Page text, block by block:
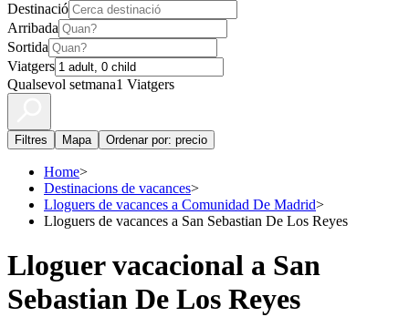
Destinació
Arribada
Sortida
Viatgers
Qualsevol setmana1 Viatgers
Filtres Mapa Ordenar por: precio
Home>
Destinacions de vacances>
Lloguers de vacances a Comunidad De Madrid>
Lloguers de vacances a San Sebastian De Los Reyes
Lloguer vacacional a San
Sebastian De Los Reyes